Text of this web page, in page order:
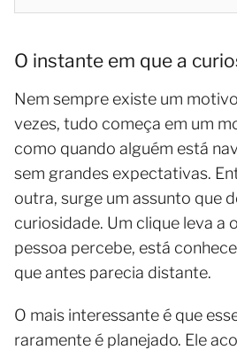
O instante em que a
Nem sempre existe um
vezes, tudo começa em um
como quando alguém está
sem grandes expectativas.
outra, surge um assunto que
curiosidade. Um clique leva a
pessoa percebe, está
que antes parecia distante.
O mais interessante é que
raramente é planejado. Ele